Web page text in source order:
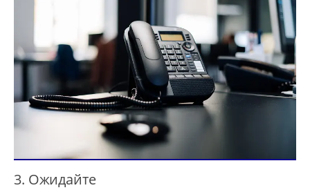
3. Ожидайте